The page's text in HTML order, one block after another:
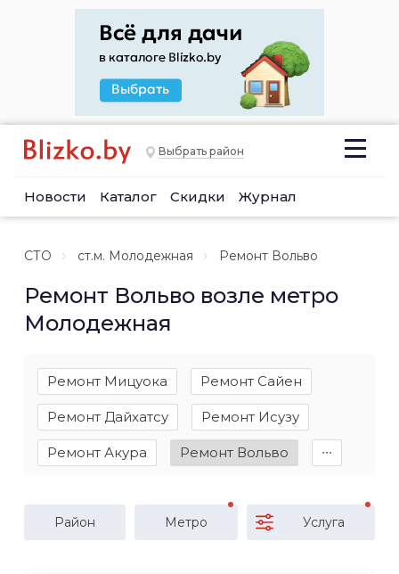
Выбрать район
Новости Каталог Скидки Журнал
СТО ст.м. Молодежная Ремонт Вольво
Ремонт Вольво возле метро
Молодежная
Ремонт Мицуока Ремонт Сайен
Ремонт Дайхатсу Ремонт Исузу
Ремонт Акура Ремонт Вольво ∙∙∙
Район Метро Услуга